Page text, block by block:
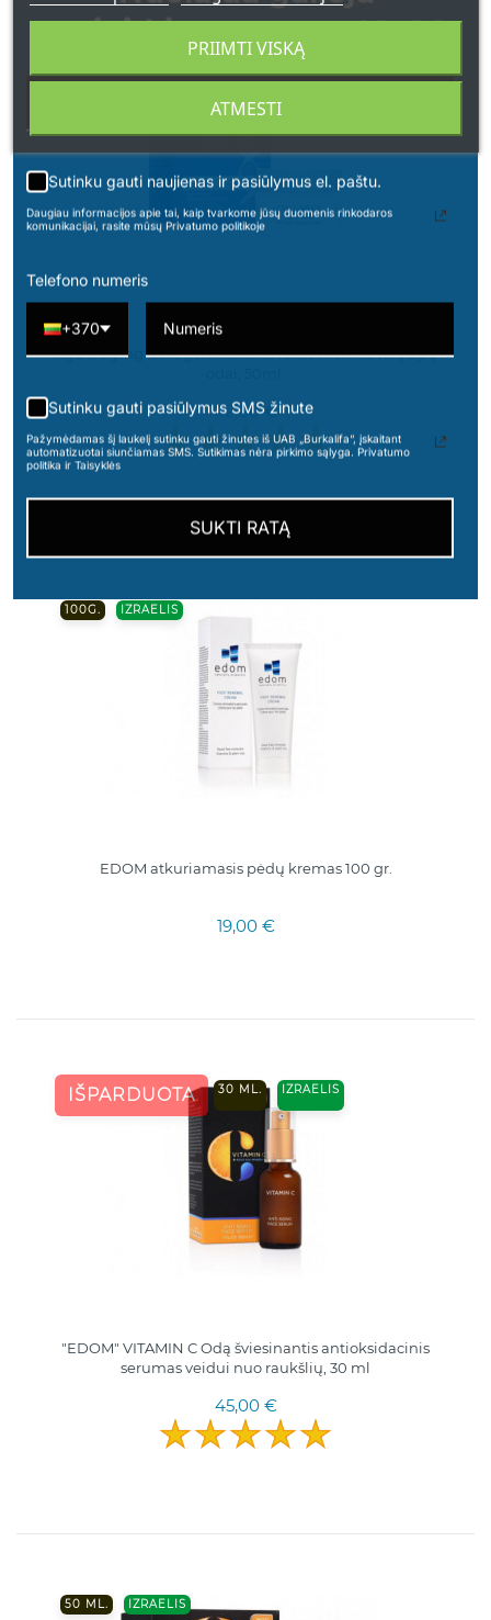
Age Defying Collagen naktinis veido kremas visų tipų
42,00 €
100G. IZRAELIS
EDOM atkuriamasis pėdų kremas 100 gr.
19,00 €
IŠPARDUOTA 30 ML. IZRAELIS
"EDOM" VITAMIN C Odą šviesinantis antioksidacinis
serumas veidui nuo raukšlių, 30 ml
45,00 €
50 ML. IZRAELIS
ATMESTI
PRIIMTI VISKĄ
apsipirkimams nuo 49 € !
Sutinku gauti naujienas ir pasiūlymus el. paštu.
Daugiau informacijos apie tai, kaip tvarkome jūsų duomenis rinkodaros
komunikacijai, rasite mūsų Privatumo politikoje
Telefono numeris
+370
Sutinku gauti pasiūlymus SMS žinute
Pažymėdamas šį laukelį sutinku gauti žinutes iš UAB „Burkalifa“, įskaitant
automatizuotai siunčiamas SMS. Sutikimas nėra pirkimo sąlyga. Privatumo
politika ir Taisyklės
SUKTI RATĄ